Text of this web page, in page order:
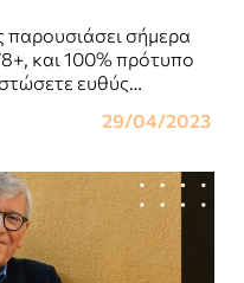
παρουσιάσει σήμερα
και 100% πρότυπο
ευθύς
29/04/2023